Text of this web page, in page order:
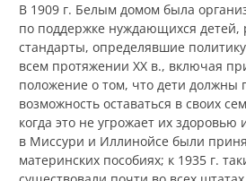
В 1909 г. Белым домом была
по поддержке нуждающихся детей,
стандарты, определявшие
всем протяжении XX в., включая
положение о том, что дети должны
возможность оставаться в своих
когда это не угрожает их здоровью
в Миссури и Иллинойсе были
материнских пособиях; к 1935 г.